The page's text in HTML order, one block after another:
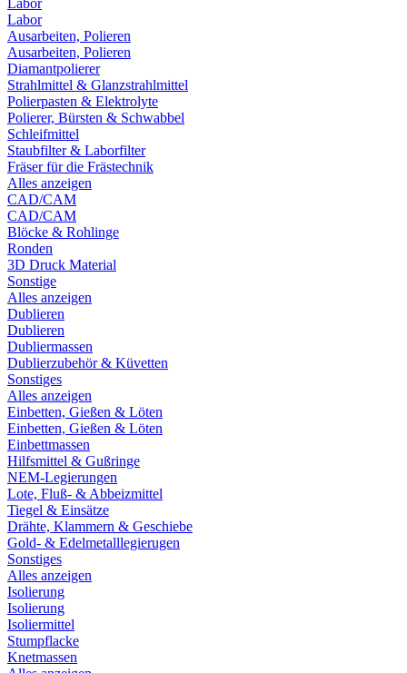
Labor
Labor
Ausarbeiten, Polieren
Ausarbeiten, Polieren
Diamantpolierer
Strahlmittel & Glanzstrahlmittel
Polierpasten & Elektrolyte
Polierer, Bürsten & Schwabbel
Schleifmittel
Staubfilter & Laborfilter
Fräser für die Frästechnik
Alles anzeigen
CAD/CAM
CAD/CAM
Blöcke & Rohlinge
Ronden
3D Druck Material
Sonstige
Alles anzeigen
Dublieren
Dublieren
Dubliermassen
Dublierzubehör & Küvetten
Sonstiges
Alles anzeigen
Einbetten, Gießen & Löten
Einbetten, Gießen & Löten
Einbettmassen
Hilfsmittel & Gußringe
NEM-Legierungen
Lote, Fluß- & Abbeizmittel
Tiegel & Einsätze
Drähte, Klammern & Geschiebe
Gold- & Edelmetalllegierugen
Sonstiges
Alles anzeigen
Isolierung
Isolierung
Isoliermittel
Stumpflacke
Knetmassen